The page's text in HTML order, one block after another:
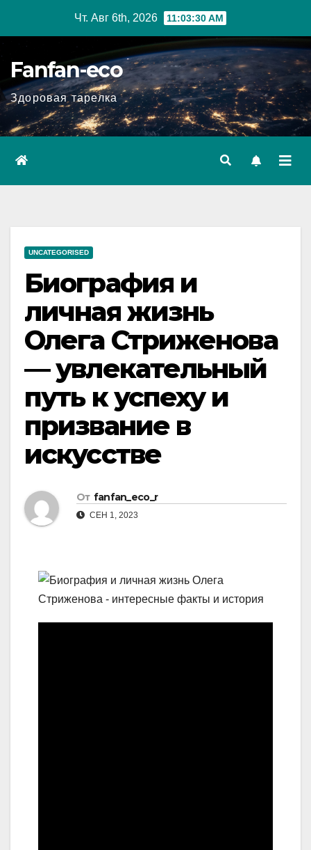
Чт. Авг 6th, 2026 11:03:31 AM
Fanfan-eco
Здоровая тарелка
UNCATEGORISED
Биография и
личная жизнь
Олега Стриженова
— увлекательный
путь к успеху и
призвание в
искусстве
От fanfan_eco_r
СЕН 1, 2023